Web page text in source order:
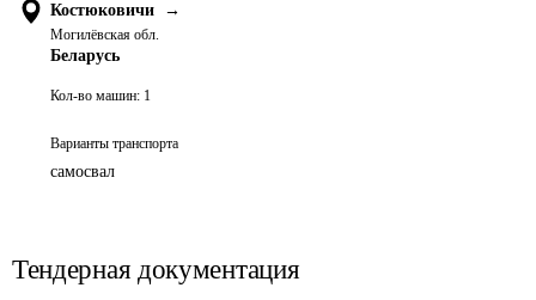
Костюковичи →
Могилёвская обл.
Беларусь
Кол-во машин: 1
Варианты транспорта
самосвал
Тендерная документация